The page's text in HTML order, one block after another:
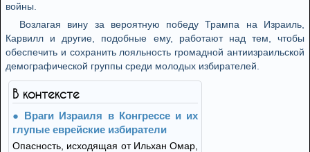
войны.
Возлагая вину за вероятную победу Трампа на Израиль,
Карвилл и другие, подобные ему, работают над тем, чтобы
обеспечить и сохранить лояльность громадной антиизраильской
демографической группы среди молодых избирателей.
В контексте
Враги Израиля в Конгрессе и их
глупые еврейские избиратели
Опасность, исходящая от Ильхан Омар,